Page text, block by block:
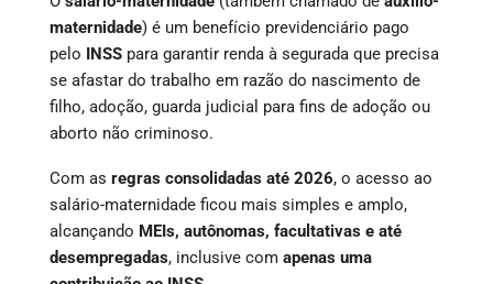
maternidade) é um benefício previdenciário pago
pelo INSS para garantir renda à segurada que precisa
se afastar do trabalho em razão do nascimento de
filho, adoção, guarda judicial para fins de adoção ou
aborto não criminoso.
Com as regras consolidadas até 2026, o acesso ao
salário-maternidade ficou mais simples e amplo,
alcançando MEIs, autônomas, facultativas e até
desempregadas, inclusive com apenas uma